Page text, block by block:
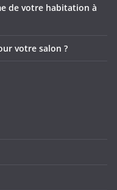
de votre habitation à
votre salon ?